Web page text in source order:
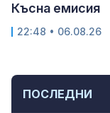
ПОСЛЕДНИ
Късна емисия
22:48 • 06.08.26